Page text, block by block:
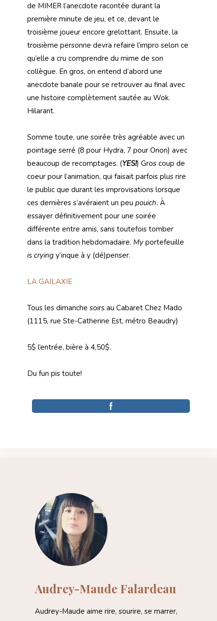
de MIMER l’anecdote racontée durant la
première minute de jeu, et ce, devant le
troisième joueur encore grelottant. Ensuite, la
troisième personne devra refaire l’impro selon ce
qu’elle a cru comprendre du mime de son
collègue. En gros, on entend d’abord une
anecdote banale pour se retrouver au final avec
une histoire complètement sautée au Wok.
Hilarant.
Somme toute, une soirée très agréable avec un
pointage serré (8 pour Hydra, 7 pour Orion) avec
beaucoup de recomptages. (YES!) Gros coup de
coeur pour l’animation, qui faisait parfois plus rire
le public que durant les improvisations lorsque
ces dernières s’avéraient un peu pouich. À
essayer définitivement pour une soirée
différente entre amis, sans toutefois tomber
dans la tradition hebdomadaire. My portefeuille
is crying y’inque à y (dé)penser.
LA GAILAXIE
Tous les dimanche soirs au Cabaret Chez Mado
(1115, rue Ste-Catherine Est, métro Beaudry)
5$ l’entrée, bière à 4,50$.
Du fun pis toute!
Audrey-Maude Falardeau
Audrey-Maude aime rire, sourire, se marrer,